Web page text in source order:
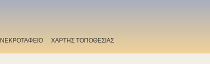
ΝΕΚΡΟΤΑΦΕΙΟ ΧΑΡΤΗΣ ΤΟΠΟΘΕΣΙΑΣ